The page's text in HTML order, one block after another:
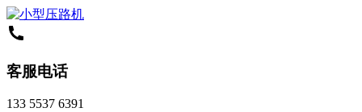
客服电话
133 5537 6391